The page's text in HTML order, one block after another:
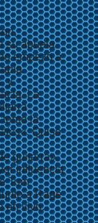
su abuela
empezó a
y
La
tomó la
«. Quiso
guitarra»,
influencia
Tom
a Rage
en vivo.